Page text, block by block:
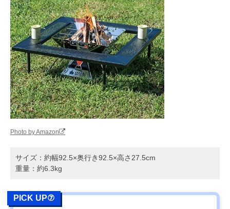
Photo by Amazon
サイズ：約幅92.5×奥行き92.5×高さ27.5cm
重量：約6.3kg
PICK UP⑦